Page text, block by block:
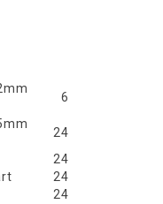
6
24
24
24
24